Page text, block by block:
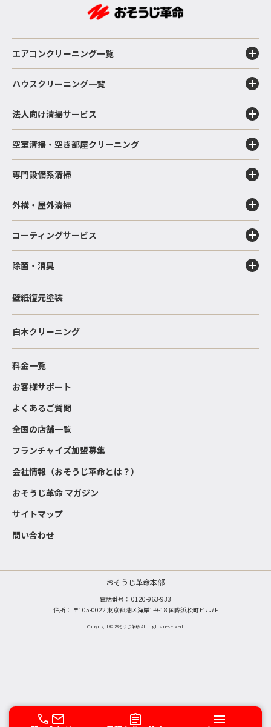
エアコンクリーニング一覧
ハウスクリーニング一覧
法人向け清掃サービス
空室清掃・空き部屋クリーニング
専門設備系清掃
外構・屋外清掃
コーティングサービス
除菌・消臭
壁紙復元塗装
白木クリーニング
料金一覧
お客様サポート
よくあるご質問
全国の店舗一覧
フランチャイズ加盟募集
会社情報（おそうじ革命とは？）
おそうじ革命 マガジン
サイトマップ
問い合わせ
おそうじ革命本部
電話番号： 0120-963-933
住所： 〒105-0022 東京都港区海岸1-9-18 国際浜松町ビル7F
Copyright © おそうじ革命 All rights reserved.